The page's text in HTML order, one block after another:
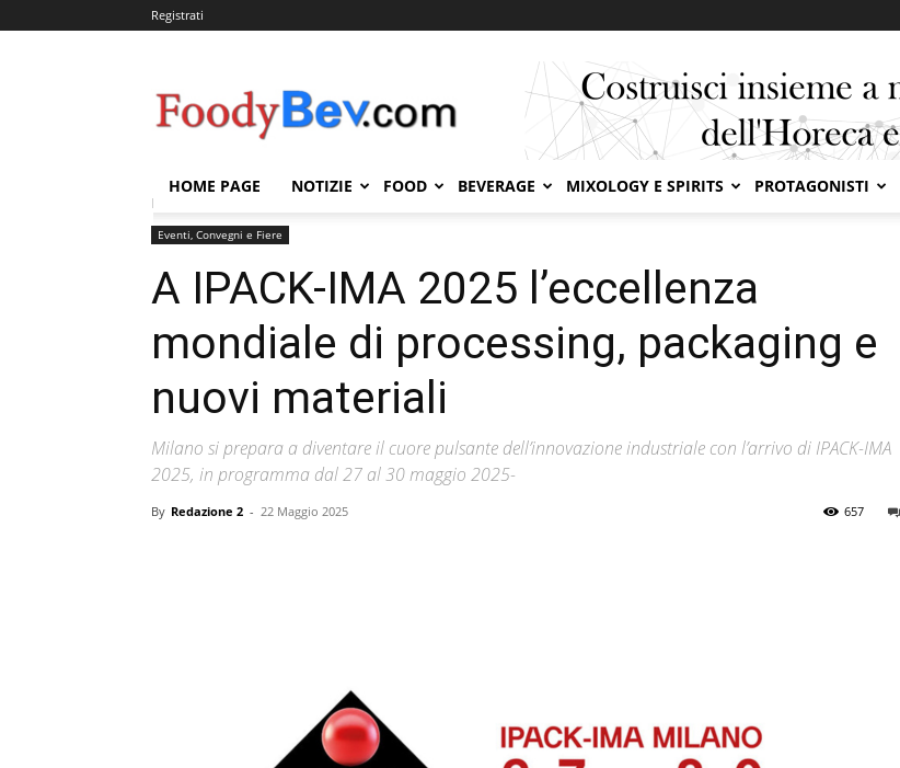
Registrati
HOME PAGE NOTIZIE FOOD BEVERAGE MIXOLOGY E SPIRITS PROTAGONISTI
Home
Eventi, Convegni e Fiere
A IPACK-IMA 2025 l’eccellenza
mondiale di processing, packaging e
nuovi materiali
Milano si prepara a diventare il cuore pulsante dell’innovazione industriale con l’arrivo di IPACK-IMA
2025, in programma dal 27 al 30 maggio 2025-
By Redazione 2 - 22 Maggio 2025 657